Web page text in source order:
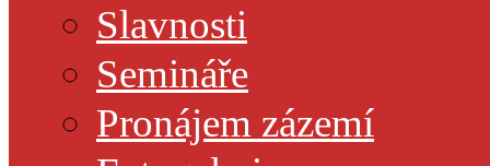
Slavnosti
Semináře
Pronájem zázemí